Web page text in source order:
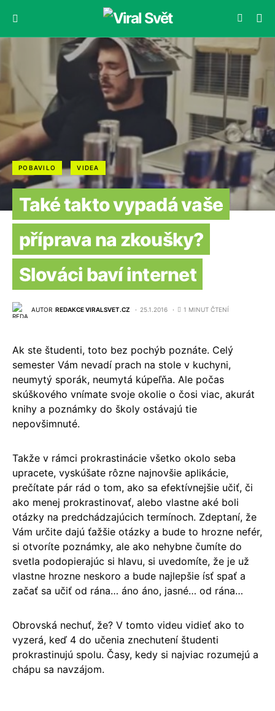
POBAVILO VIDEA
Také takto vypadá vaše
příprava na zkoušky?
Slováci baví internet
AUTOR REDAKCE VIRALSVET.CZ 25.1.2016 1 MINUT ČTENÍ
Ak ste študenti, toto bez pochýb poznáte. Celý
semester Vám nevadí prach na stole v kuchyni,
neumytý sporák, neumytá kúpeľňa. Ale počas
skúškového vnímate svoje okolie o čosi viac, akurát
knihy a poznámky do školy ostávajú tie
nepovšimnuté.
Takže v rámci prokrastinácie všetko okolo seba
upracete, vyskúšate rôzne najnovšie aplikácie,
prečítate pár rád o tom, ako sa efektívnejšie učiť, či
ako menej prokrastinovať, alebo vlastne aké boli
otázky na predchádzajúcich termínoch. Zdeptaní, že
Vám určite dajú ťažšie otázky a bude to hrozne nefér,
si otvoríte poznámky, ale ako nehybne čumíte do
svetla podopierajúc si hlavu, si uvedomíte, že je už
vlastne hrozne neskoro a bude najlepšie ísť spať a
začať sa učiť od rána… áno áno, jasné… od rána…
Obrovská nechuť, že? V tomto videu vidieť ako to
vyzerá, keď 4 do učenia znechutení študenti
prokrastinujú spolu. Časy, kedy si najviac rozumejú a
chápu sa navzájom.